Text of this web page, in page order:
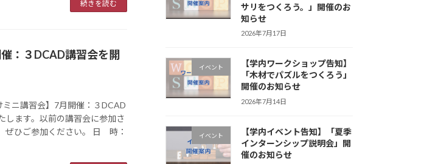
続きを読む
：３DCAD講習会を開
ニ講習会】7月開催：３DCAD
します。以前の講習会に参加さ
ぜひご参加ください。 日 時：
サリをつくろう。」開催のお
知らせ
2026年7月17日
イベント
【学内ワークショップ告知】
「木材でパズルをつくろう」
開催のお知らせ
2026年7月14日
イベント
【学内イベント告知】「夏季
インターンシップ説明会」開
催のお知らせ